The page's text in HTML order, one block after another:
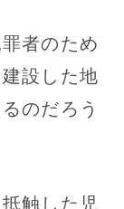
者のため
設した地
のだろう
触した児